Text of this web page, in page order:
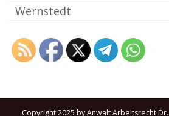
Wernstedt
Copyright 2025 by Anwalt Arbeitsrecht